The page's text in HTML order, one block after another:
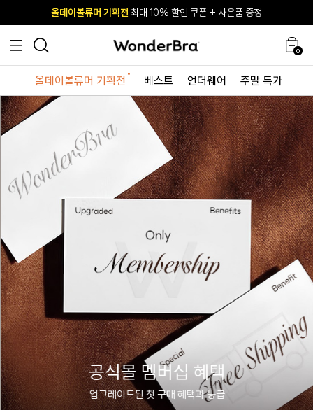
사이즈 무료 교환 서비스
올데이볼류머 기획전 최대 10% 할인 쿠폰 + 사은품 증정
사이즈 무료 교환 서비스
올데이볼류머 기획전 최대 10% 할인 쿠폰 + 사은품 증정
0
올데이볼류머 기획전 베스트 언더웨어 주말 특가
공식몰 멤버십 혜택
업그레이드된 첫 구매 혜택과 등급